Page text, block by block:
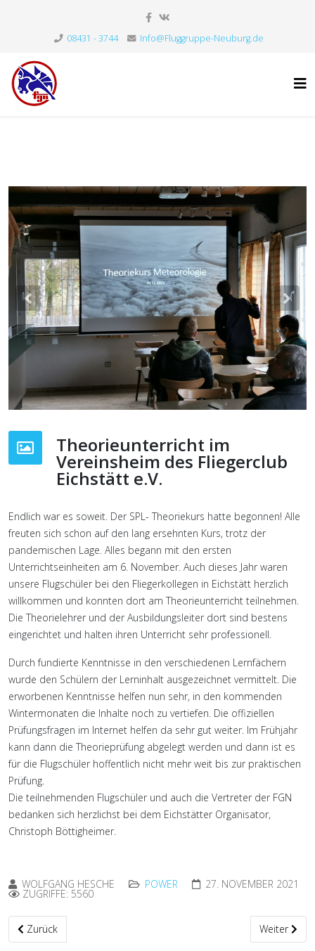
08431 - 3744 Info@Fluggruppe-Neuburg.de
Previous
Theorieunterricht im
Vereinsheim des Fliegerclub
Eichstätt e.V.
Endlich war es soweit. Der SPL- Theoriekurs hatte begonnen! Alle
freuten sich schon auf den lang ersehnten Kurs, trotz der
pandemischen Lage. Alles begann mit den ersten
Unterrichtseinheiten am 6. November. Auch dieses Jahr waren
unsere Flugschüler bei den Fliegerkollegen in Eichstätt herzlich
willkommen und konnten dort am Theorieunterricht teilnehmen.
Die Theorielehrer und der Ausbildungsleiter dort sind bestens
eingerichtet und halten ihren Unterricht sehr professionell.
Durch fundierte Kenntnisse in den verschiedenen Lernfächern
wurde den Schülern der Lerninhalt ausgezeichnet vermittelt. Die
erworbenen Kenntnisse helfen nun sehr, in den kommenden
Wintermonaten die Inhalte noch zu vertiefen. Die offiziellen
Prüfungsfragen im Internet helfen da sehr gut weiter. Im Frühjahr
kann dann die Theorieprüfung abgelegt werden und dann ist es
für die Flugschüler hoffentlich nicht mehr weit bis zur praktischen
Prüfung.
Die teilnehmenden Flugschüler und auch die Vertreter der FGN
bedanken sich herzlichst bei dem Eichstätter Organisator,
Christoph Böttigheimer.
WOLFGANG HESCHE POWER 27. NOVEMBER 2021
ZUGRIFFE: 5560
Vorheriger Beitrag: Lustiger Abend beim Fliegerwirt in Egweil
Zurück Nächster
Weiter